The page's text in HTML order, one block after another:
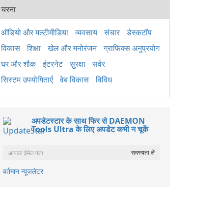
चरना
ऑडियो और मल्टीमीडिया व्यवसाय संचार
डेस्कटॉप
विकास
शिक्षा खेल और मनोरंजन
ग्राफिक्स अनुप्रयोग
घर और शौक
इंटरनेट सुरक्षा
सर्वर
सिस्टम उपयोगिताएँ
वेब विकास विविध
अपडेटस्टार के साथ फिर से DAEMON
Tools Ultra के लिए अपडेट कभी न चूकें
वर्तमान न्यूज़लेटर